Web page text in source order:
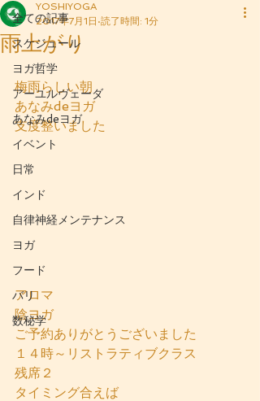
全ての記事
スケジュール
ヨガ哲学
アーユルヴェーダ
あなみdeヨガ
イベント
日常
インド
自律神経メンテナンス
ヨガ
フード
バリ
数秘学
雨上がり
YOSHIYOGA
2017年7月1日 読了時間: 1分
梅雨らしい朝
あなみdeヨガ
支度整いました
アロマ
陰ヨガ
ご予約ありがとうございました
１４時～リストラティブクラス
残席２
タイミング合えば